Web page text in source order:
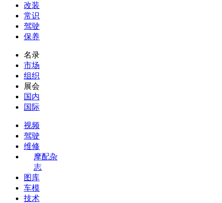
改装
常识
驾驶
保养
名录
市场
组织
展会
国内
国际
视频
驾驶
维修
摩配杂
志
图库
车模
技术